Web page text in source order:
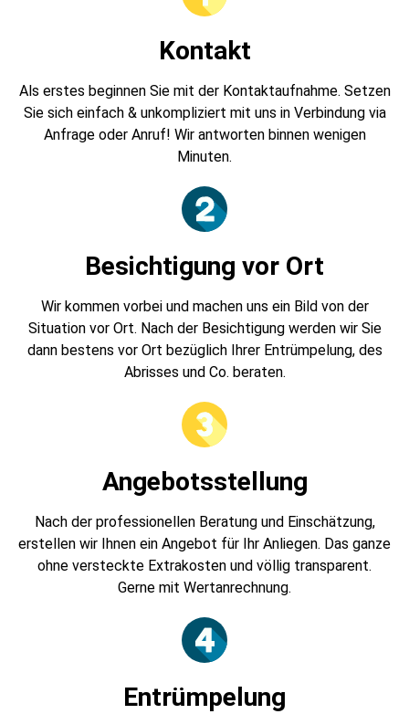
Kontakt
Als erstes beginnen Sie mit der Kontaktaufnahme. Setzen
Sie sich einfach & unkompliziert mit uns in Verbindung via
Anfrage oder Anruf! Wir antworten binnen wenigen
Minuten.
Besichtigung vor Ort
Wir kommen vorbei und machen uns ein Bild von der
Situation vor Ort. Nach der Besichtigung werden wir Sie
dann bestens vor Ort bezüglich Ihrer Entrümpelung, des
Abrisses und Co. beraten.
Angebotsstellung
Nach der professionellen Beratung und Einschätzung,
erstellen wir Ihnen ein Angebot für Ihr Anliegen. Das ganze
ohne versteckte Extrakosten und völlig transparent.
Gerne mit Wertanrechnung.
Entrümpelung